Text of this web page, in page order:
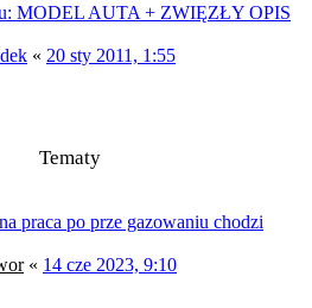
MODEL AUTA + ZWIĘZŁY OPIS
« 20 sty 2011, 1:55
Tematy
praca po prze gazowaniu chodzi
« 14 cze 2023, 9:10